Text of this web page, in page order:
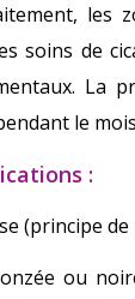
les
soins de
La
le
:
(principe
ou